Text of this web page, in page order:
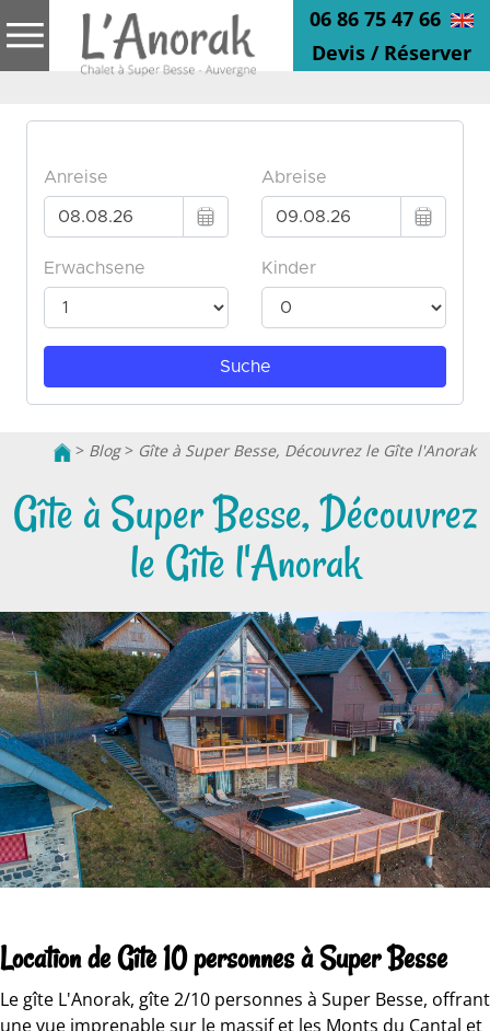
06 86 75 47 66
Devis / Réserver
> Blog> Gîte à Super Besse, Découvrez le Gîte l'Anorak
Gîte à Super Besse, Découvrez
le Gîte l'Anorak
Location de Gîte 10 personnes à Super Besse
Le gîte L'Anorak, gîte 2/10 personnes à Super Besse, offrant
une vue imprenable sur le massif et les Monts du Cantal et